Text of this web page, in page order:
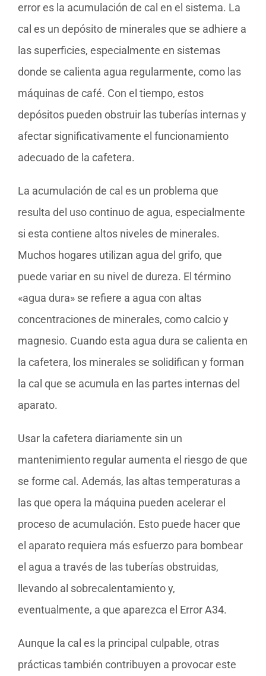
error es la acumulación de cal en el sistema. La
cal es un depósito de minerales que se adhiere a
las superficies, especialmente en sistemas
donde se calienta agua regularmente, como las
máquinas de café. Con el tiempo, estos
depósitos pueden obstruir las tuberías internas y
afectar significativamente el funcionamiento
adecuado de la cafetera.
La acumulación de cal es un problema que
resulta del uso continuo de agua, especialmente
si esta contiene altos niveles de minerales.
Muchos hogares utilizan agua del grifo, que
puede variar en su nivel de dureza. El término
«agua dura» se refiere a agua con altas
concentraciones de minerales, como calcio y
magnesio. Cuando esta agua dura se calienta en
la cafetera, los minerales se solidifican y forman
la cal que se acumula en las partes internas del
aparato.
Usar la cafetera diariamente sin un
mantenimiento regular aumenta el riesgo de que
se forme cal. Además, las altas temperaturas a
las que opera la máquina pueden acelerar el
proceso de acumulación. Esto puede hacer que
el aparato requiera más esfuerzo para bombear
el agua a través de las tuberías obstruidas,
llevando al sobrecalentamiento y,
eventualmente, a que aparezca el Error A34.
Aunque la cal es la principal culpable, otras
prácticas también contribuyen a provocar este